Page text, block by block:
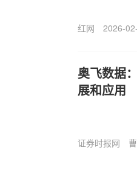
红网 2026-
奥飞数据
展和应用
证券时报网